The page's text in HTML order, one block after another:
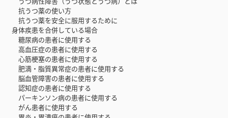
抗うつ薬の使い方
抗うつ薬を安全に服用するために
身体疾患を合併している場合
糖尿病の患者に使用する
高血圧症の患者に使用する
心筋梗塞の患者に使用する
肥満・脂質異常症の患者に使用する
脳血管障害の患者に使用する
認知症の患者に使用する
パーキンソン病の患者に使用する
がん患者に使用する